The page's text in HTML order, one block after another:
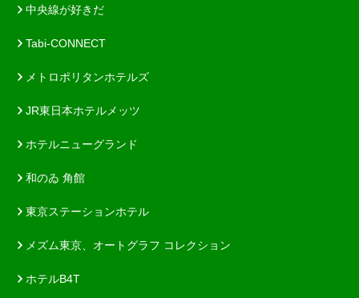
中央線が好きだ
Tabi-CONNECT
メトロポリタンホテルズ
JR東日本ホテルメッツ
ホテルニューグランド
和のゐ 角館
東京ステーションホテル
メズム東京、オートグラフ コレクション
ホテルB4T